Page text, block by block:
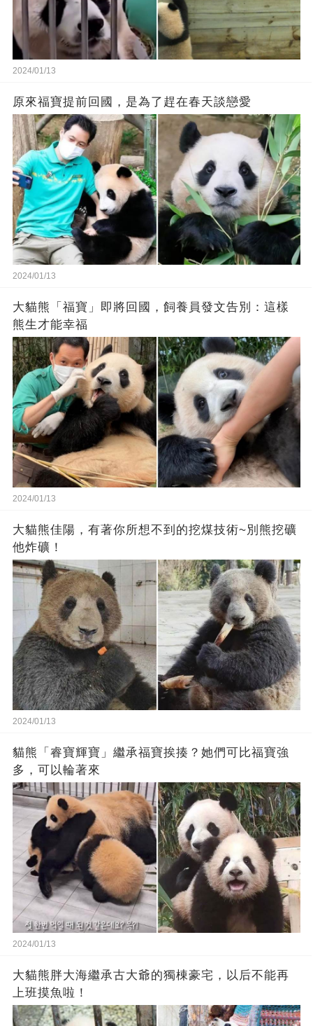
2024/01/13
原來福寶提前回國，是為了趕在春天談戀愛
2024/01/13
大貓熊「福寶」即將回國，飼養員發文告別：這樣
熊生才能幸福
2024/01/13
大貓熊佳陽，有著你所想不到的挖煤技術~別熊挖礦
他炸礦！
2024/01/13
貓熊「睿寶輝寶」繼承福寶挨揍？她們可比福寶強
多，可以輪著來
2024/01/13
大貓熊胖大海繼承古大爺的獨棟豪宅，以后不能再
上班摸魚啦！